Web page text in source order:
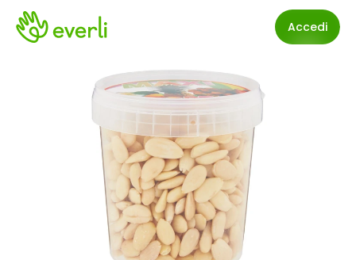
Accedi